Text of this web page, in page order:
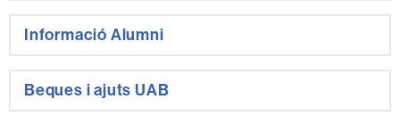
Informació Alumni
Beques i ajuts UAB